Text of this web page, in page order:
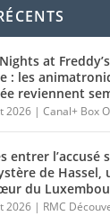
at
: les
reviennent
2026 |Canal+ Box
entrer l’accusé
de Hassel,
du
2026 | RMC